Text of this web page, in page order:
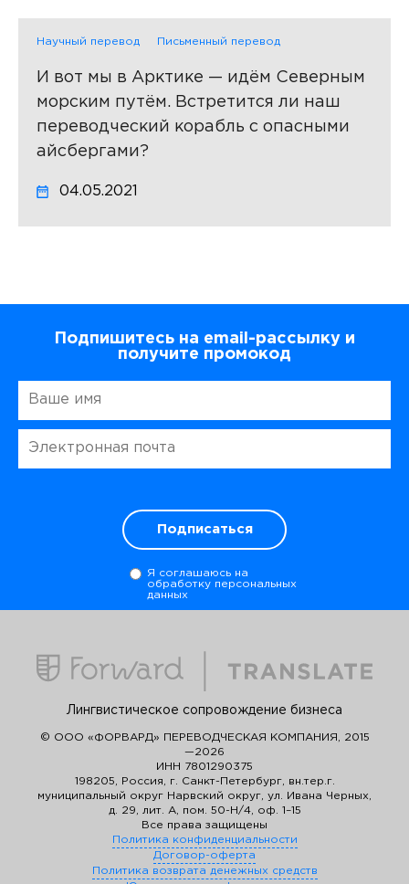
Научный перевод Письменный перевод
И вот мы в Арктике — идём Северным
морским путём. Встретится ли наш
переводческий корабль с опасными
айсбергами?
04.05.2021
Подпишитесь на email-рассылку и
получите промокод
Подписаться
Я соглашаюсь на
обработку персональных
данных
Лингвистическое сопровождение бизнеса
© ООО «ФОРВАРД» ПЕРЕВОДЧЕСКАЯ КОМПАНИЯ, 2015
—2026
ИНН 7801290375
198205, Россия, г. Санкт-Петербург, вн.тер.г.
муниципальный округ Нарвский округ, ул. Ивана Черных,
д. 29, лит. А, пом. 50-Н/4, оф. 1–15
Все права защищены
Политика конфиденциальности
Договор-оферта
Политика возврата денежных средств